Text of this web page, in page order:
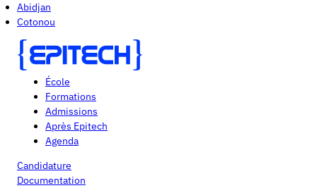
Abidjan
Cotonou
École
Formations
Admissions
Après Epitech
Agenda
Candidature
Documentation